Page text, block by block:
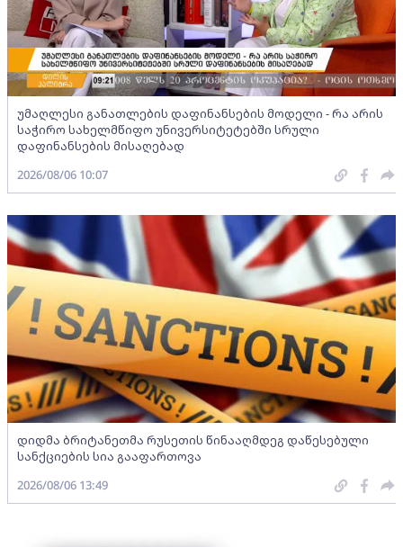
უმაღლესი განათლების დაფინანსების მოდელი - რა არის
საჭირო სახელმწიფო უნივერსიტეტებში სრული
დაფინანსების მისაღებად
2026/08/06 10:07
დიდმა ბრიტანეთმა რუსეთის წინააღმდეგ დაწესებული
სანქციების სია გააფართოვა
2026/08/06 13:49